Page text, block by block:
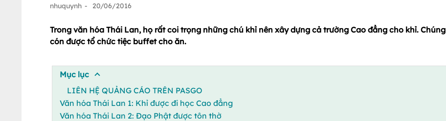
nhuquynh - 20/06/2016
Trong văn hóa Thái Lan, họ rất coi trọng những chú khỉ nên xây dựng cả trường Cao đẳng cho khỉ. Chúng
cón được tổ chức tiệc buffet cho ăn.
Mục lục
LIÊN HỆ QUẢNG CÁO TRÊN PASGO
Văn hóa Thái Lan 1: Khỉ được đi học Cao đẳng
Văn hóa Thái Lan 2: Đạo Phật được tôn thờ